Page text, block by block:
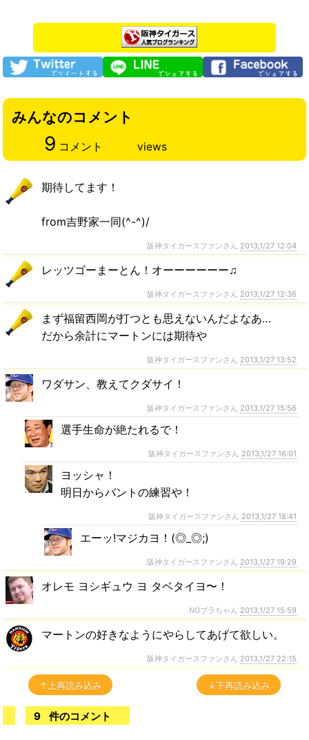
みんなのコメント
9 コメント views
期待してます！
from吉野家一同(^-^)/
阪神タイガースファンさん 2013,1/27 12:04
レッツゴーまーとん！オーーーーーー♫
阪神タイガースファンさん 2013,1/27 12:36
まず福留西岡が打つとも思えないんだよなあ…
だから余計にマートンには期待や
阪神タイガースファンさん 2013,1/27 13:52
ワダサン、教えてクダサイ！
阪神タイガースファンさん 2013,1/27 15:56
選手生命が絶たれるで！
阪神タイガースファンさん 2013,1/27 16:01
ヨッシャ！
明日からバントの練習や！
阪神タイガースファンさん 2013,1/27 18:41
エーッ!マジカヨ！(◎_◎;)
阪神タイガースファンさん 2013,1/27 19:29
オレモ ヨシギュウ ヨ タベタイヨ〜！
NOブラちゃん 2013,1/27 15:59
マートンの好きなようにやらしてあげて欲しい。
阪神タイガースファンさん 2013,1/27 22:15
↑上再読み込み ↓下再読み込み
9 件のコメント